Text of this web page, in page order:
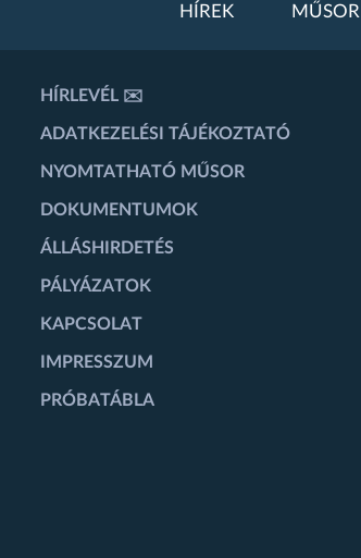
HÍREK MŰSOR
HÍRLEVÉL ✉️
ADATKEZELÉSI TÁJÉKOZTATÓ
NYOMTATHATÓ MŰSOR
DOKUMENTUMOK
ÁLLÁSHIRDETÉS
PÁLYÁZATOK
KAPCSOLAT
IMPRESSZUM
PRÓBATÁBLA